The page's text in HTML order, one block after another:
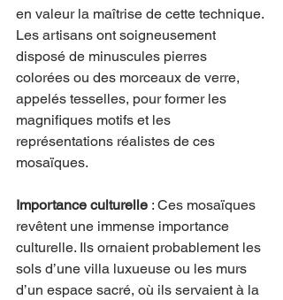
en valeur la maîtrise de cette technique.
Les artisans ont soigneusement
disposé de minuscules pierres
colorées ou des morceaux de verre,
appelés tesselles, pour former les
magnifiques motifs et les
représentations réalistes de ces
mosaïques.
Importance culturelle : Ces mosaïques
revêtent une immense importance
culturelle. Ils ornaient probablement les
sols d’une villa luxueuse ou les murs
d’un espace sacré, où ils servaient à la